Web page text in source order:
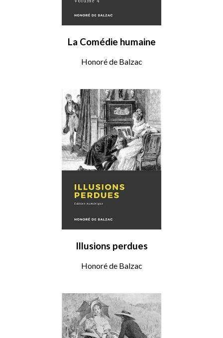
La Comédie humaine
Honoré de Balzac
Illusions perdues
Honoré de Balzac